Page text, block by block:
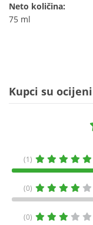
Neto količina:
75 ml
Kupci su
(1)
(0)
(0)